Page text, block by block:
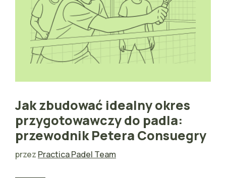
Jak zbudować idealny okres
przygotowawczy do padla:
przewodnik Petera Consuegry
przez Practica Padel Team